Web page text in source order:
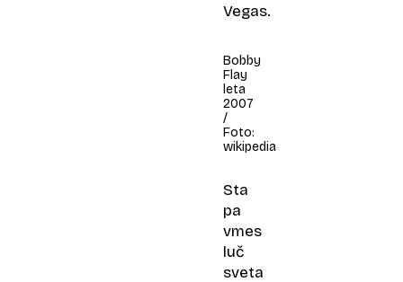
Vegas.
Bobby
Flay
leta
2007
/
Foto:
wikipedia
Sta
pa
vmes
luč
sveta